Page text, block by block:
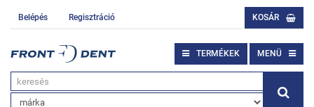
Belépés Regisztráció KOSÁR
TERMÉKEK MENÜ